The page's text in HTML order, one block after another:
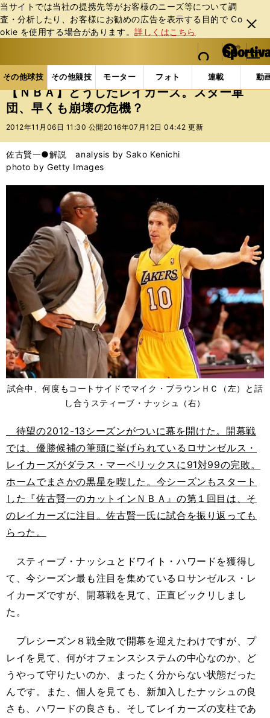
当サイトでは当社の提携先等がお客様のニーズ等について調
査・分析したり、お客様にお勧めの広告を表⽰する⽬的で Co
okie を使⽤する場合があります。詳しくはこちら
閉じ
る
web Sportiva (webスポルティーバ)
検索
マイペ
ー
ジ
メニュ
その他球技 その他競技 モーター フォト 連載 動
ス
ポ
ル
バ
その他球技の記事一覧 バスケットボール NBA
【ＮＢＡ】どうしたレイカーズ。スター軍
団、早くも崩壊の危機？
2012年11月06日 11:30 公開 2016年07月12日 04:42 更新
佐古賢一●解説 analysis by Sako Kenichi
photo by Getty Images
試合中、何度もコートサイドでマイク・ブラウンＨＣ（左）と話
し合うスティーブ・ナッシュ（右）
待望の2012-13シーズンがついに幕を開けた。開幕戦
では、優勝候補の筆頭に挙げられているロサンゼルス・
レイカーズがダラス・マーベリックスに91対99の完敗。
ホームでまさかの黒星を喫した。今シーズンもスタート
した『佐古賢一のカットインＮＢＡ』の第１回目は、そ
のレイカーズに注目。佐古賢一氏に試合を振り返っても
らった。
スティーブ・ナッシュとドワイト・ハワードを獲得し
て、今シーズン最も注目を集めているロサンゼルス・レ
イカーズですが、開幕戦を見て、正直ビックリしまし
た。
プレシーズン８戦全敗で開幕を迎えたわけですが、プ
レイを見て、何がオフェンスシステムの中心なのか、ど
うやって守りたいのか、まったく分からない状態だった
んです。また、個人を見ても、新加入したナッシュの良
さも、ハワードの良さも、そしてレイカーズの支柱であ